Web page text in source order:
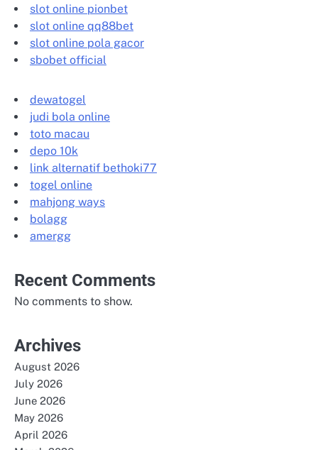
slot online pionbet
slot online qq88bet
slot online pola gacor
sbobet official
dewatogel
judi bola online
toto macau
depo 10k
link alternatif bethoki77
togel online
mahjong ways
bolagg
amergg
Recent Comments
No comments to show.
Archives
August 2026
July 2026
June 2026
May 2026
April 2026